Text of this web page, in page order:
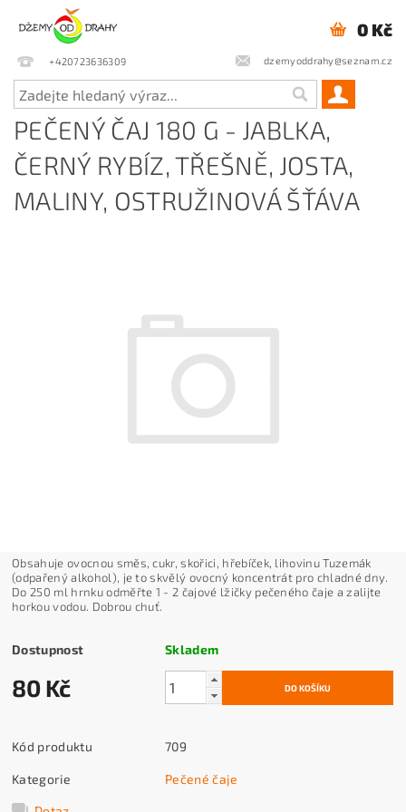
+420723636309 dzemyoddrahy@seznam.cz
0 Kč
PEČENÝ ČAJ 180 G - JABLKA,
ČERNÝ RYBÍZ, TŘEŠNĚ, JOSTA,
MALINY, OSTRUŽINOVÁ ŠŤÁVA
Obsahuje ovocnou směs, cukr, skořici, hřebíček, lihovinu Tuzemák
(odpařený alkohol), je to skvělý ovocný koncentrát pro chladné dny.
Do 250 ml hrnku odměřte 1 - 2 čajové lžičky pečeného čaje a zalijte
horkou vodou. Dobrou chuť.
Dostupnost Skladem
80 Kč
Kód produktu 709
Kategorie Pečené čaje